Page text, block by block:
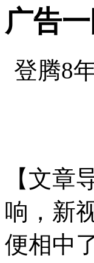
广告
登腾8
【文章
响，新
便相中